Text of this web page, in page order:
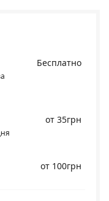
Бесплатно
от 35грн
от 100грн